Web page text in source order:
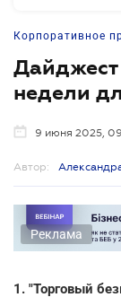
Корпоративное
Дайджест
недели
9 июня 2025,
Автор:
Реклама
1. "Торговый